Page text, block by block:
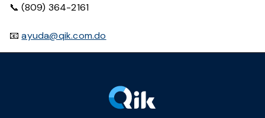
📞 (809) 364-2161
📧ayuda@qik.com.do